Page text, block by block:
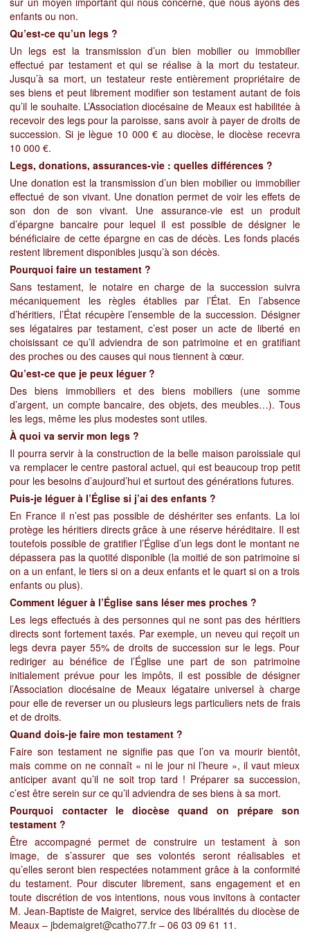
enfants ou non.
Qu’est-ce qu’un legs ?
Un legs est la transmission d’un bien mobilier ou immobilier
effectué par testament et qui se réalise à la mort du testateur.
Jusqu’à sa mort, un testateur reste entièrement propriétaire de
ses biens et peut librement modifier son testament autant de fois
qu’il le souhaite. L’Association diocésaine de Meaux est habilitée à
recevoir des legs pour la paroisse, sans avoir à payer de droits de
succession. Si je lègue 10 000 € au diocèse, le diocèse recevra
10 000 €.
Legs, donations, assurances-vie : quelles différences ?
Une donation est la transmission d’un bien mobilier ou immobilier
effectué de son vivant. Une donation permet de voir les effets de
son don de son vivant. Une assurance-vie est un produit
d’épargne bancaire pour lequel il est possible de désigner le
bénéficiaire de cette épargne en cas de décès. Les fonds placés
restent librement disponibles jusqu’à son décès.
Pourquoi faire un testament ?
Sans testament, le notaire en charge de la succession suivra
mécaniquement les règles établies par l’État. En l’absence
d’héritiers, l’État récupère l’ensemble de la succession. Désigner
ses légataires par testament, c’est poser un acte de liberté en
choisissant ce qu’il adviendra de son patrimoine et en gratifiant
des proches ou des causes qui nous tiennent à cœur.
Qu’est-ce que je peux léguer ?
Des biens immobiliers et des biens mobiliers (une somme
d’argent, un compte bancaire, des objets, des meubles…). Tous
les legs, même les plus modestes sont utiles.
À quoi va servir mon legs ?
Il pourra servir à la construction de la belle maison paroissiale qui
va remplacer le centre pastoral actuel, qui est beaucoup trop petit
pour les besoins d’aujourd’hui et surtout des générations futures.
Puis-je léguer à l’Église si j’ai des enfants ?
En France il n’est pas possible de déshériter ses enfants. La loi
protège les héritiers directs grâce à une réserve héréditaire. Il est
toutefois possible de gratifier l’Église d’un legs dont le montant ne
dépassera pas la quotité disponible (la moitié de son patrimoine si
on a un enfant, le tiers si on a deux enfants et le quart si on a trois
enfants ou plus).
Comment léguer à l’Église sans léser mes proches ?
Les legs effectués à des personnes qui ne sont pas des héritiers
directs sont fortement taxés. Par exemple, un neveu qui reçoit un
legs devra payer 55% de droits de succession sur le legs. Pour
rediriger au bénéfice de l’Église une part de son patrimoine
initialement prévue pour les impôts, il est possible de désigner
l’Association diocésaine de Meaux légataire universel à charge
pour elle de reverser un ou plusieurs legs particuliers nets de frais
et de droits.
Quand dois-je faire mon testament ?
Faire son testament ne signifie pas que l’on va mourir bientôt,
mais comme on ne connaît « ni le jour ni l’heure », il vaut mieux
anticiper avant qu’il ne soit trop tard ! Préparer sa succession,
c’est être serein sur ce qu’il adviendra de ses biens à sa mort.
Pourquoi contacter le diocèse quand on prépare son
testament ?
Être accompagné permet de construire un testament à son
image, de s’assurer que ses volontés seront réalisables et
qu’elles seront bien respectées notamment grâce à la conformité
du testament. Pour discuter librement, sans engagement et en
toute discrétion de vos intentions, nous vous invitons à contacter
M. Jean-Baptiste de Maigret, service des libéralités du diocèse de
Meaux –jbdemaigret@catho77.fr – 06 03 09 61 11.